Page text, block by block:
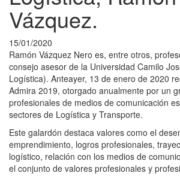
Vázquez.
15/01/2020
Ramón Vázquez Nero es, entre otros,
consejo asesor de la Universidad Camilo
Logística). Anteayer, 13 de enero de 2020
Admira 2019, otorgado anualmente por un
profesionales de medios de comunicación
sectores de Logística y Transporte.
Este galardón destaca valores como el
emprendimiento, logros profesionales,
logístico, relación con los medios de
el conjunto de valores profesionales y